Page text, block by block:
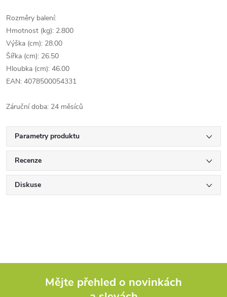
Rozměry balení:
Hmotnost (kg): 2.800
Výška (cm): 28.00
Šířka (cm): 26.50
Hloubka (cm): 46.00
EAN: 4078500054331
Záruční doba: 24 měsíců
Parametry produktu
Recenze
Diskuse
Mějte přehled o novinkách